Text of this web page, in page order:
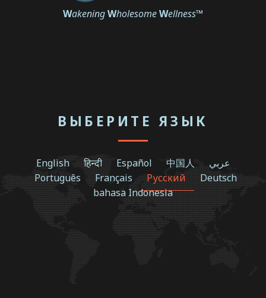
WakeningWholesomeWellness™
ВЫБЕРИТЕ ЯЗЫК
English हिन्दी Español 中国人
عربي
Português
Français Русский
Deutsch
bahasa Indonesia